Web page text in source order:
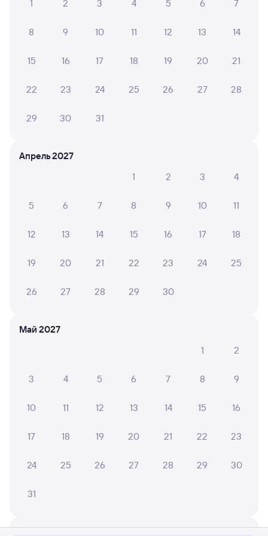
Расписание автобусов Куйтун — Братск
Мы используем cookies для более удобной работы
1
2 3 4 5 6 7
8 9 10 11 12 13 14
15 16 17 18 19 20 21
22 23 24 25 26 27 28
29 30 31
Апрель 2027
1
2 3 4
5 6 7 8 9 10 11
12 13 14 15 16 17 18
19 20 21 22 23 24 25
26 27 28 29 30
Май 2027
1
2
3 4 5 6 7 8 9
10 11 12 13 14 15 16
17 18 19 20 21 22 23
24 25 26 27 28 29 30
31
Июнь 2027